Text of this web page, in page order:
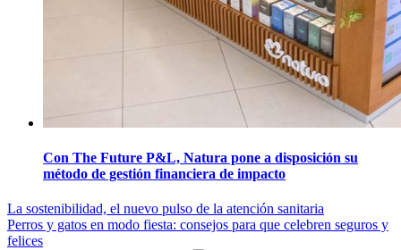
Con The Future P&L, Natura pone a disposición su
método de gestión financiera de impacto
Navegación
de
La sostenibilidad, el nuevo pulso de la atención sanitaria
Perros y gatos en modo fiesta: consejos para que celebren seguros y
felices